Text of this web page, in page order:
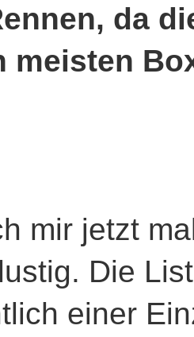
da
meisten
mir jetzt
Die
einer